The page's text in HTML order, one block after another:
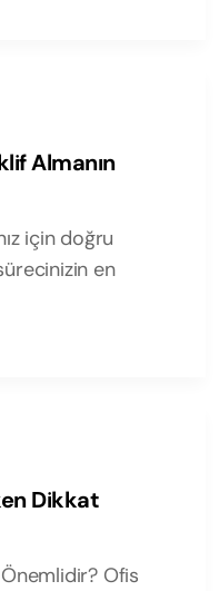
Almanın
için doğru
en
Dikkat
Ofis